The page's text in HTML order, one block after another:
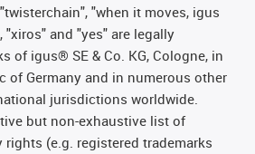
"when it moves, igus
"xiros" and "yes" are legally
of igus® SE & Co. KG, Cologne, in
of Germany and in numerous other
jurisdictions worldwide.
but non-exhaustive list of
(e.g. registered trademarks